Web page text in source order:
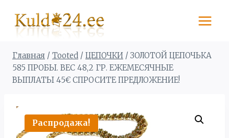
содержимому
Главная / Tooted / ЦЕПОЧКИ / ЗОЛОТОЙ ЦЕПОЧЬКА
585 ПРОБЫ. BЕС 48,2 ГР. ЕЖЕМЕСЯЧНЫЕ
ВЫПЛАТЫ 45€ СПРОСИТЕ ПРЕДЛОЖЕНИЕ!
Распродажа!